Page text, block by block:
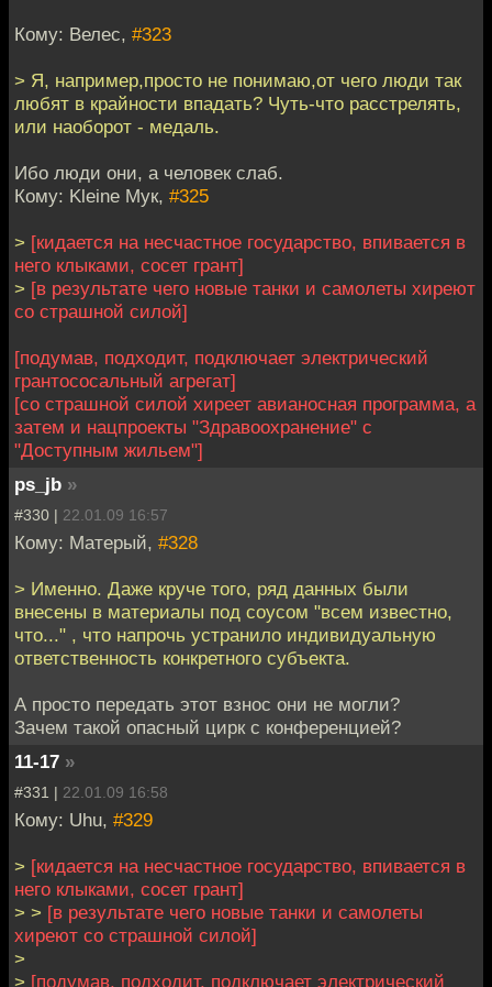
Кому: Велес, #323
> Я, например,просто не понимаю,от чего люди так
любят в крайности впадать? Чуть-что расстрелять,
или наоборот - медаль.
Ибо люди они, а человек слаб.
Кому: Kleine Мук, #325
> [кидается на несчастное государство, впивается в
него клыками, сосет грант]
> [в результате чего новые танки и самолеты хиреют
со страшной силой]
[подумав, подходит, подключает электрический
грантососальный агрегат]
[со страшной силой хиреет авианосная программа, а
затем и нацпроекты "Здравоохранение" с
"Доступным жильем"]
ps_jb »
#330 | 22.01.09 16:57
Кому: Матерый, #328
> Именно. Даже круче того, ряд данных были
внесены в материалы под соусом "всем известно,
что..." , что напрочь устранило индивидуальную
ответственность конкретного субъекта.
А просто передать этот взнос они не могли?
Зачем такой опасный цирк с конференцией?
11-17 »
#331 | 22.01.09 16:58
Кому: Uhu, #329
> [кидается на несчастное государство, впивается в
него клыками, сосет грант]
> > [в результате чего новые танки и самолеты
хиреют со страшной силой]
>
> [подумав, подходит, подключает электрический